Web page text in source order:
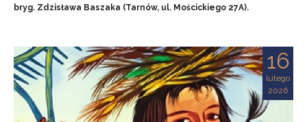
bryg. Zdzisława Baszaka (Tarnów, ul. Mościckiego 27A).
16
lutego
2026